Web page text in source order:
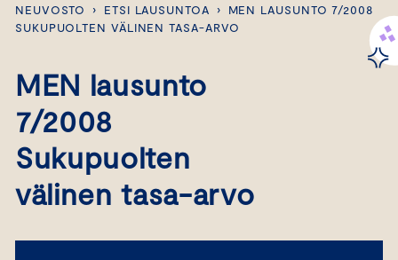
NEUVOSTO
› ETSI LAUSUNTOA ›
MEN LAUSUNTO 7/2008
SUKUPUOLTEN VÄLINEN TASA-ARVO
MEN lausunto
7/2008
Sukupuolten
välinen tasa-arvo